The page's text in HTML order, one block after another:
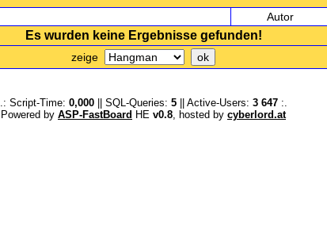
Autor
Es wurden keine Ergebnisse gefunden!
zeige
.: Script-Time: 0,000|| SQL-Queries: 5|| Active-Users: 3 647:.
Powered by ASP-FastBoard HE v0.8, hosted by cyberlord.at